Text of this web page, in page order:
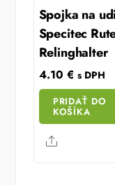
Spojka na
Specitec
Relinghalter
4.10 € s DPH
PRIDAŤ DO
KOŠÍKA
Share